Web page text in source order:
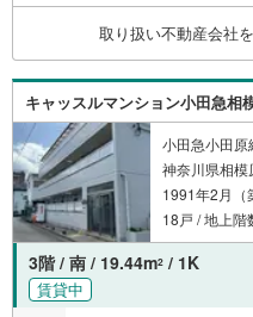
取り扱い不動産会社
キャッスルマンション小田急相
小田急小田
神奈川県相模
1991年2月（
18戸 / 地上階
3階 / 南 / 19.44m2 / 1K
賃貸中